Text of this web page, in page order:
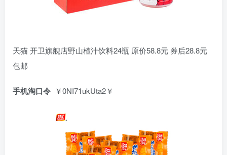
天猫 开卫旗舰店野山楂汁饮料24瓶 原价58.8元 券后28.8元
包邮
手机淘口令 ￥0NI71ukUta2￥